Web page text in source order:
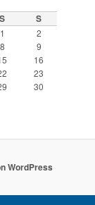
S S
1
2
8
9
16
23
30
WordPress